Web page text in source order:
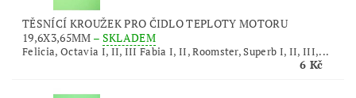
TĚSNÍCÍ KROUŽEK PRO ČIDLO TEPLOTY MOTORU
19,6X3,65MM – SKLADEM
Felicia, Octavia I, II, III Fabia I, II, Roomster, Superb I, II, III,...
6 Kč